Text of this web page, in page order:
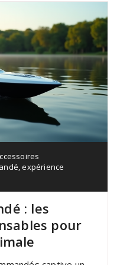
,expérience
: les
pour